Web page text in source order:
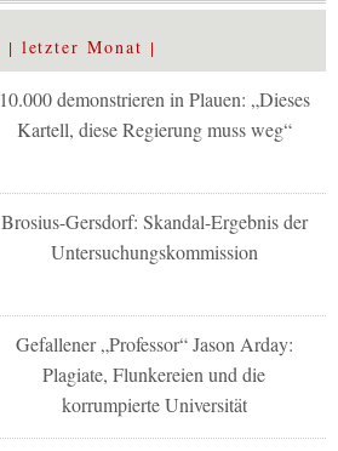
letzter Monat
10.000 demonstrieren in Plauen: „Dieses
Kartell, diese Regierung muss weg“
Brosius-Gersdorf: Skandal-Ergebnis der
Untersuchungskommission
Gefallener „Professor“ Jason Arday:
Plagiate, Flunkereien und die
korrumpierte Universität